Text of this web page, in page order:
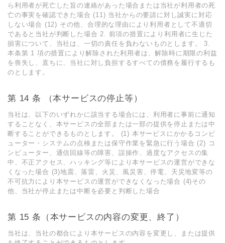
ら利⽤者が死亡した旨の連絡があった場合または当社が利⽤者の死
亡の事実を確認できた場合 (11) 当社からの要請に対し誠実に対応
しない場合 (12) その他、合理的な理由により利⽤者として不適切
であると当社が判断した場合 2. 前項の措置により利⽤者に⽣じた
損害について、当社は、⼀切の責任を負わないものとします。 3.
本条第 1 項の措置により解除された利⽤者は、解除時に期限の利益
を喪失し、直ちに、当社に対し負担するすべての債務を履⾏するも
のとします。
第 14 条 （本サービスの停⽌等）
当社は、以下のいずれかに該当する場合には、利⽤者に事前に通知
することなく、本サービスの全部または⼀部の提供を停⽌または中
断することができるものとします。 (1) 本サービスにかかるコンピ
ューター・システムの点検または保守作業を緊急に⾏う場合 (2) コ
ンピューター、通信回線等の障害、誤操作、過度なアクセスの集
中、不正アクセス、ハッキング等により本サービスの運営ができな
くなった場合 (3)地震、落雷、⽕災、⾵災害、停電、天災地変等の
不可抗⼒により本サービスの運営ができなくなった場合 (4)その
他、当社が停⽌または中断を必要と判断した場合
第 15 条（本サービスの内容の変更、終了）
当社は、当社の都合により本サービスの内容を変更し、または提供